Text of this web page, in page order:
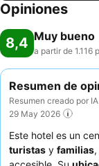
Opiniones
8,4 Muy bueno
a partir de 1.116
Resumen de
Resumen creado por
29 May 2026
Este hotel es un
turistas y familias